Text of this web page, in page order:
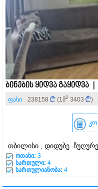
ბინების ყიდვა გაყიდვა |
ფასი 238158 (1მ2 3403 )
თბილისი ,
ოთახი: 3
სართული: 4
სართულიანობა: 4